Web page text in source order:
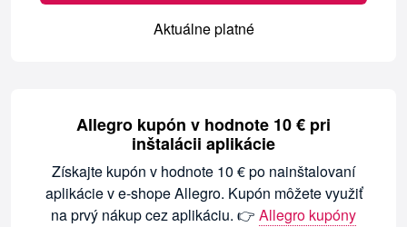
Aktuálne platné
Allegro kupón v hodnote 10 € pri
inštalácii aplikácie
Získajte kupón v hodnote 10 € po nainštalovaní
aplikácie v e-shope Allegro. Kupón môžete využiť
na prvý nákup cez aplikáciu. 👉 Allegro kupóny